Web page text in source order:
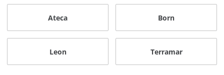
Ateca Born
Leon Terramar